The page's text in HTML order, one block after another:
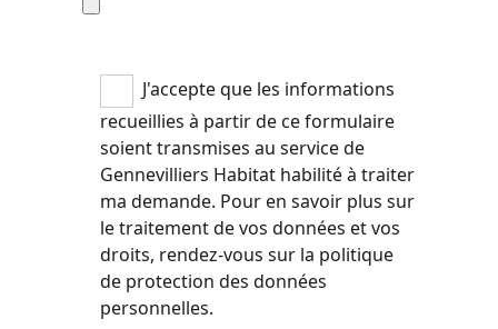
J'accepte que les informations
recueillies à partir de ce formulaire
soient transmises au service de
Gennevilliers Habitat habilité à traiter
ma demande. Pour en savoir plus sur
le traitement de vos données et vos
droits, rendez-vous sur la politique
de protection des données
personnelles.